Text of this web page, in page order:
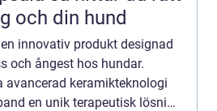
och din hund
innovativ produkt designad
och ångest hos hundar.
avancerad keramikteknologi
en unik terapeutisk lösning